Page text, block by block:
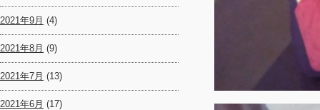
2021年9月 (4)
2021年8月 (9)
2021年7月 (13)
2021年6月 (17)